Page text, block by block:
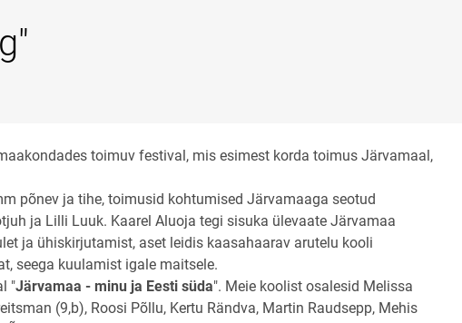
toimuv festival, mis esimest korda toimus Järvamaal,
põnev ja tihe, toimusid kohtumised Järvamaaga seotud
ja Lilli Luuk. Kaarel Aluoja tegi sisuka ülevaate Järvamaa
ja ühiskirjutamist, aset leidis kaasahaarav arutelu kooli
seega kuulamist igale maitsele.
"Järvamaa - minu ja Eesti süda". Meie koolist osalesid Melissa
(9,b), Roosi Põllu, Kertu Rändva, Martin Raudsepp, Mehis